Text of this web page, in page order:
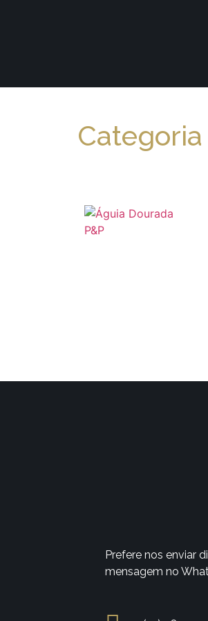
Prefere nos enviar
mensagem no